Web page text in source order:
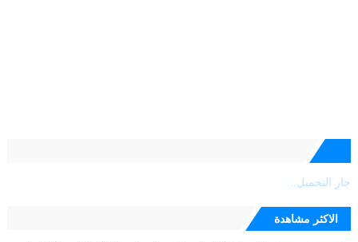
جارٍ التحميل...
الاكثر مشاهدة